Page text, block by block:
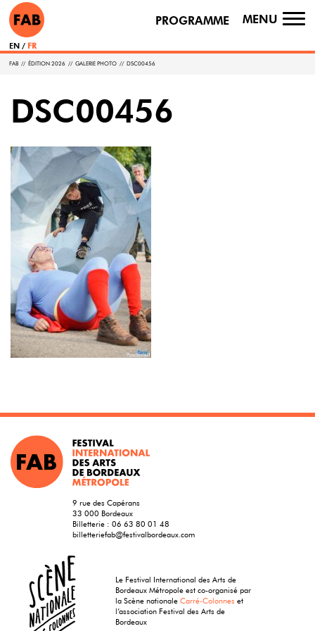
PROGRAMME MENU
EN FR
FAB // ÉDITION 2026 // GALERIE PHOTO // DSC00456
DSC00456
9 rue des Capérans
33 000 Bordeaux
Billetterie : 06 63 80 01 48
billetteriefab@festivalbordeaux.com
Le Festival International des Arts de
Bordeaux Métropole est co-organisé par
la Scène nationaleCarré-Colonnes et
l’association Festival des Arts de
Bordeaux